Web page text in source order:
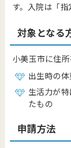
す。入院は「指
対象となる
小美玉市に住
出生時の
生活力が
たもの
申請方法